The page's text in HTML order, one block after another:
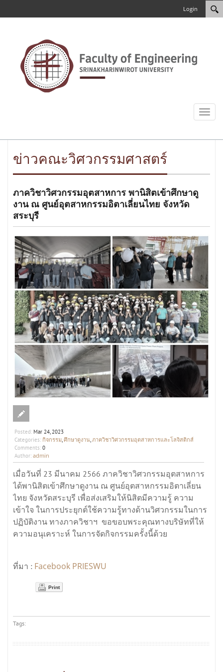
Login
Toggle
ข่าวคณะวิศวกรรมศาสตร์
ภาควิชาวิศวกรรมอุตสาหการ พานิสิตเข้าศึกษาดู
งาน ณ ศูนย์อุตสาหกรรมอิตาเลี่ยนไทย จังหวัด
สระบุรี
Posted: Mar 24, 2023
Categories: กิจกรรม ศึกษาดูงาน ภาควิชาวิศวกรรมอุตสาหการและโลจิสติกส์
Comments: 0
Author: admin
เมื่อวันที่ 23 มีนาคม 2566 ภาควิชาวิศวกรรมอุตสาหการ
ได้พานิสิตเข้าศึกษาดูงาน ณ ศูนย์อุตสาหกรรมอิตาเลี่ยน
ไทย จังหวัดสระบุรี เพื่อส่งเสริมให้นิสิตมีความรู้ ความ
เข้าใจ ในการประยุกต์ใช้ความรู้ทางด้านวิศวกรรมในการ
ปฏิบัติงาน ทางภาควิชาฯ ขอขอบพระคุณทางบริษัทที่ให้
ความอนุเคราะห์ ในการจัดกิจกรรมครั้งนี้ด้วย
ที่มา : Facebook PRIESWU
Print
Tags: